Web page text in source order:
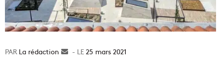
La rédaction
Envoyer25 mars 2021